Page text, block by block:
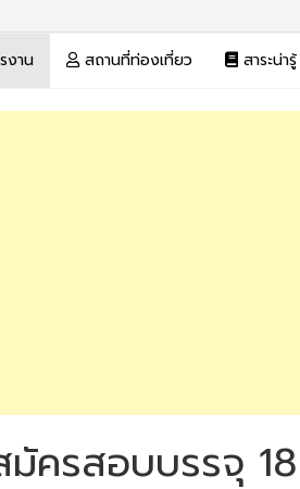
งาน สถานที่ท่องเที่ยว สาระน่ารู้
ครสอบบรรจุ